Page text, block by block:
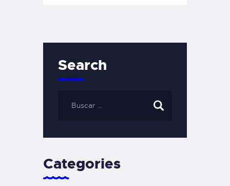
Search
Categories